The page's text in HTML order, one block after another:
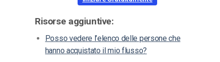
Risorse aggiuntive:
Posso vedere l’elenco delle persone che
hanno acquistato il mio flusso?